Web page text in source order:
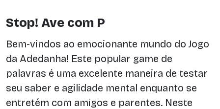
Stop! Ave com P
Bem-vindos ao emocionante mundo do Jogo
da Adedanha! Este popular game de
palavras é uma excelente maneira de testar
seu saber e agilidade mental enquanto se
entretém com amigos e parentes. Neste